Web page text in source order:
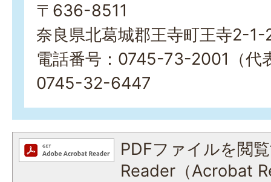
〒636-8511
奈良県北葛城郡王寺町王寺2-
電話番号：0745-73-2001（代
0745-32-6447
PDFファイルを閲
Reader（Acrobat